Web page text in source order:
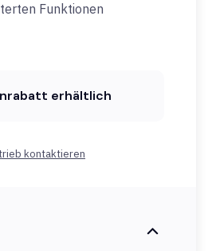
Funktionen
erhältlich
kontaktieren